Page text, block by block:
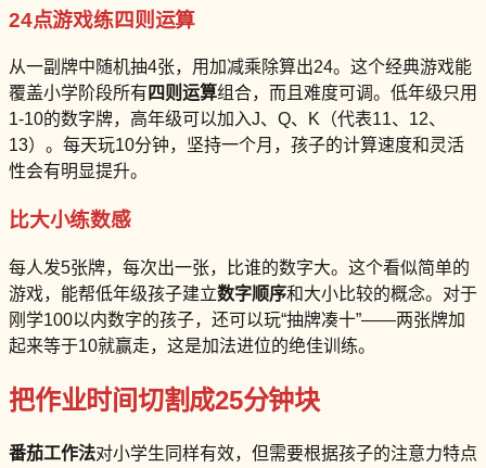
24点游戏练四则运算
从一副牌中随机抽4张，用加减乘除算出24。这个经典游戏能
覆盖小学阶段所有 四则运算组合，而且难度可调。低年级只用
1-10的数字牌，高年级可以加入J、Q、K（代表11、12、
13）。每天玩10分钟，坚持一个月，孩子的计算速度和灵活
性会有明显提升。
比大小练数感
每人发5张牌，每次出一张，比谁的数字大。这个看似简单的
游戏，能帮低年级孩子建立数字顺序和大小比较的概念。对于
刚学100以内数字的孩子，还可以玩“抽牌凑十”——两张牌加
起来等于10就赢走，这是加法进位的绝佳训练。
把作业时间切割成25分钟块
番茄工作法对小学生同样有效，但需要根据孩子的注意力特点